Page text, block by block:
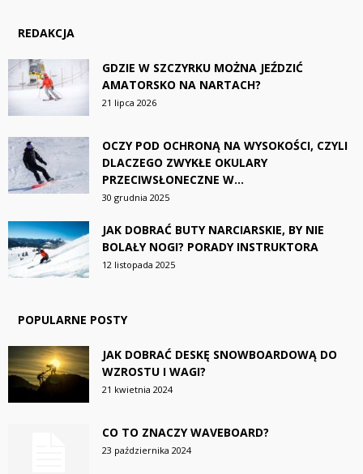
REDAKCJA
GDZIE W SZCZYRKU MOŻNA JEŹDZIĆ
AMATORSKO NA NARTACH?
21 lipca 2026
OCZY POD OCHRONĄ NA WYSOKOŚCI, CZYLI
DLACZEGO ZWYKŁE OKULARY
PRZECIWSŁONECZNE W...
30 grudnia 2025
JAK DOBRAĆ BUTY NARCIARSKIE, BY NIE
BOLAŁY NOGI? PORADY INSTRUKTORA
12 listopada 2025
POPULARNE POSTY
JAK DOBRAĆ DESKĘ SNOWBOARDOWĄ DO
WZROSTU I WAGI?
21 kwietnia 2024
CO TO ZNACZY WAVEBOARD?
23 października 2024